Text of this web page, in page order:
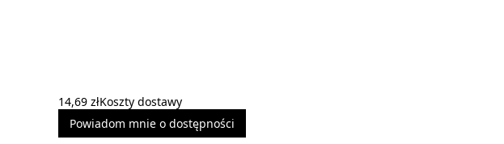
14,69 złKoszty dostawy
Powiadom mnie o dostępności